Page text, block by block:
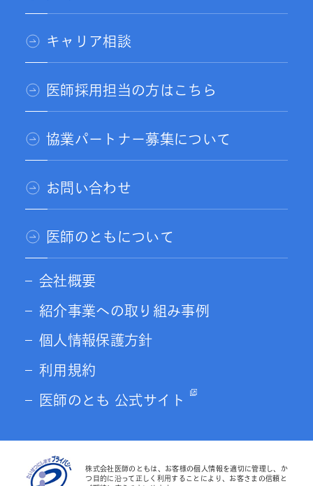
キャリア相談
医師採用担当の方はこちら
協業パートナー募集について
お問い合わせ
医師のともについて
会社概要
紹介事業への取り組み事例
個人情報保護方針
利用規約
医師のとも 公式サイト
株式会社医師のともは、お客様の個人情報を適切に管理し、か
つ目的に沿って正しく利用することにより、お客さまの信頼と